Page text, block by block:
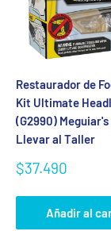
Restaurador de
Kit Ultimate
(G2990) Meguiar's
Llevar al Taller
Precio
venta
$37.490
Añadir al